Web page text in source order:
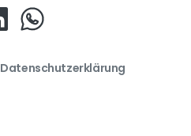
Datenschutzerklärung